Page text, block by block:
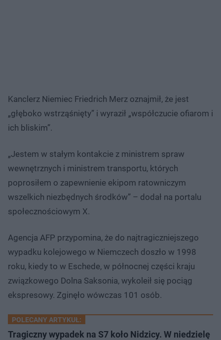
Kanclerz Niemiec Friedrich Merz oznajmił, że jest
„głęboko wstrząśnięty” i wyraził „współczucie ofiarom i
ich bliskim”.
„Jestem w stałym kontakcie z ministrem spraw
wewnętrznych i ministrem transportu, których
poprosiłem o zapewnienie ekipom ratowniczym
wszelkich niezbędnych środków” – dodał na portalu
społecznościowym X.
Agencja AFP przypomina, że do najtragiczniejszego
wypadku kolejowego w Niemczech doszło w 1998
roku, kiedy to w Eschede, w północnej części kraju
związkowego Dolna Saksonia, wykoleił się pociąg
ekspresowy. Zginęło wówczas 101 osób.
POLECANY ARTYKUŁ:
Tragiczny wypadek na S7 koło Nidzicy. W niedzielę